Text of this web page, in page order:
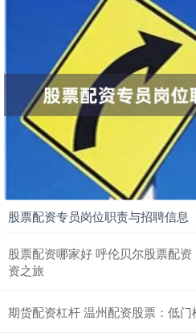
股票配资专员岗位职责与招聘信息
股票配资哪家好 呼伦贝尔股票配
资之旅
期货配资杠杆 温州配资股票：低